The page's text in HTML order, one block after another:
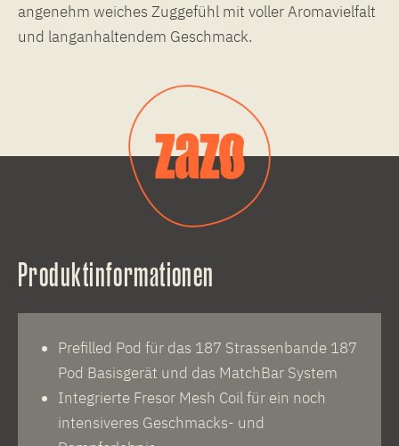
angenehm weiches Zuggefühl mit voller Aromavielfalt
und langanhaltendem Geschmack.
Produktinformationen
Prefilled Pod für das 187 Strassenbande 187
Pod Basisgerät und das MatchBar System
Integrierte Fresor Mesh Coil für ein noch
intensiveres Geschmacks- und